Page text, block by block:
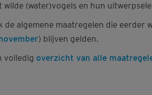
wilde (water)vogels en hun
de algemene maatregelen die
) blijven gelden.
volledig overzicht van alle